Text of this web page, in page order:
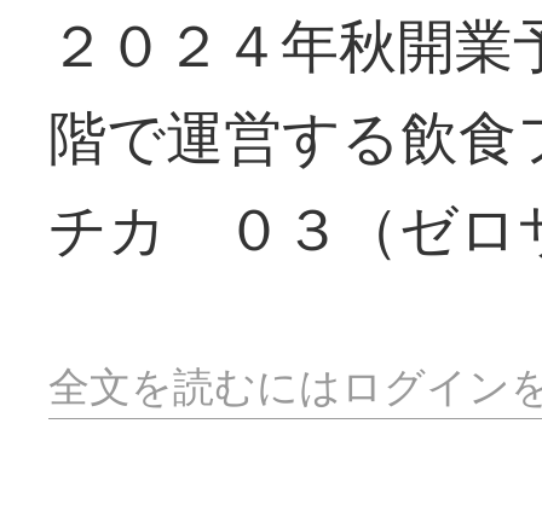
２０２４年秋開
階で運営する飲
チカ ０３（ゼロ
全文を読むにはログイン